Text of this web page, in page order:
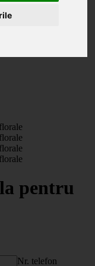
pentru
Nr. telefon